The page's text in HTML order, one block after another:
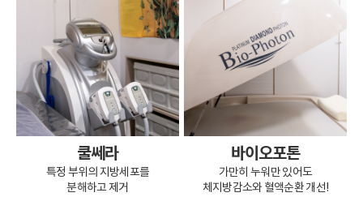
쿨쎄라
특정 부위의 지방세포를
분해하고 제거
바이오포톤
가만히 누워만 있어도
체지방감소와 혈액순환 개선!